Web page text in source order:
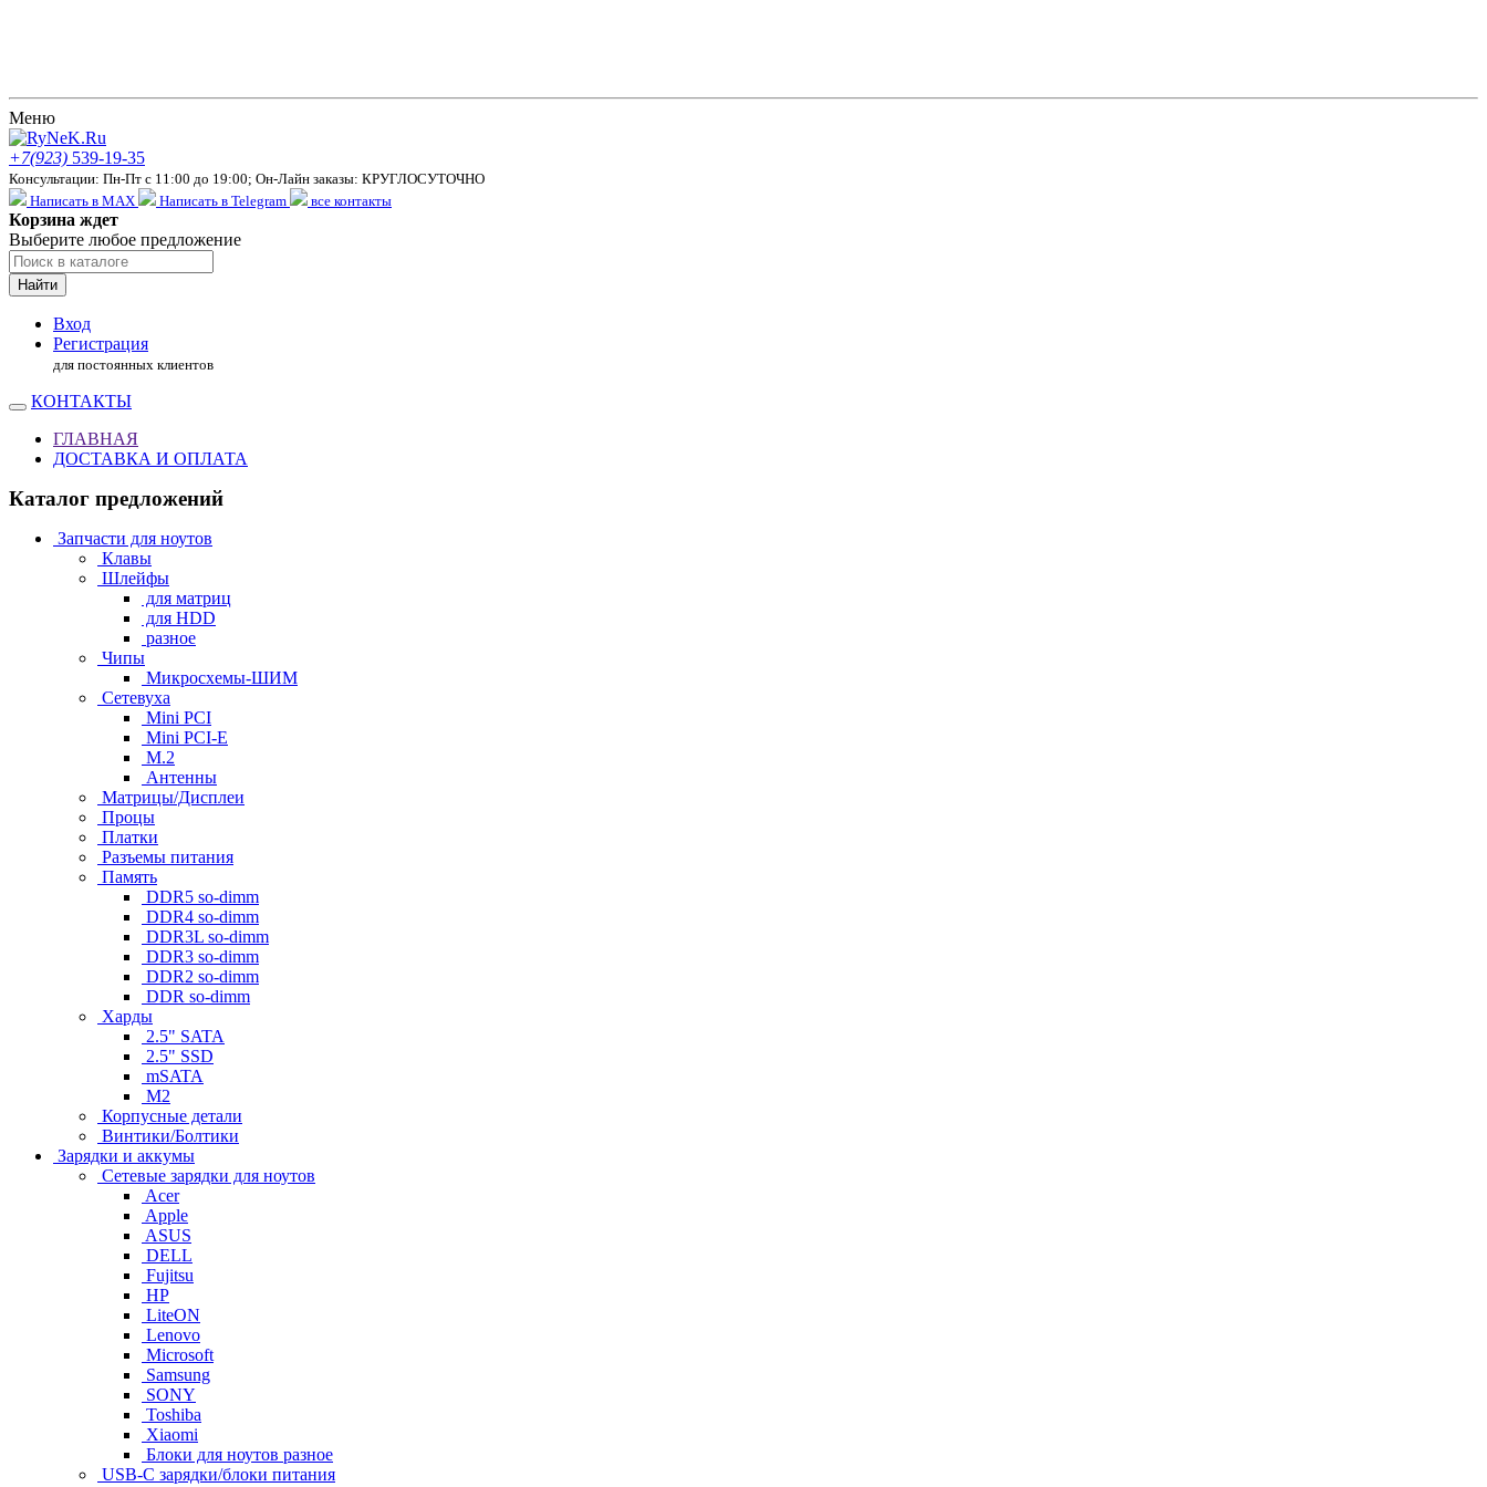
Меню
+7(923) 539-19-35
Консультации: Пн-Пт с 11:00 до 19:00; Он-Лайн заказы: КРУГЛОСУТОЧНО
Написать в MAX
Написать в Telegram все контакты
Корзина ждет
Выберите любое предложение
Найти
Вход
Регистрация
для постоянных клиентов
КОНТАКТЫ
ГЛАВНАЯ
ДОСТАВКА И ОПЛАТА
Каталог предложений
Запчасти для ноутов
Клавы
Шлейфы
для матриц
для HDD
разное
Чипы
Микросхемы-ШИМ
Сетевуха
Mini PCI
Mini PCI-E
M.2
Антенны
Матрицы/Дисплеи
Процы
Платки
Разъемы питания
Память
DDR5 so-dimm
DDR4 so-dimm
DDR3L so-dimm
DDR3 so-dimm
DDR2 so-dimm
DDR so-dimm
Харды
2.5" SATA
2.5" SSD
mSATA
M2
Корпусные детали
Винтики/Болтики
Зарядки и аккумы
Сетевые зарядки для ноутов
Acer
Apple
ASUS
DELL
Fujitsu
HP
LiteON
Lenovo
Microsoft
Samsung
SONY
Toshiba
Xiaomi
Блоки для ноутов разное
USB-C зарядки/блоки питания